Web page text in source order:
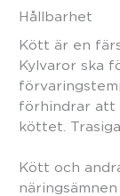
Hållbarhet
Kött är en
Kylvaror ska
förhindrar att
köttet.
Kött och